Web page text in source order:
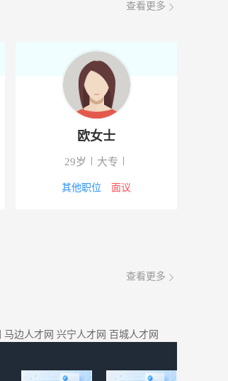
查看更多
欧女士
29岁 大专
其他职位 面议
查看更多
马边人才网 兴宁人才网 百城人才网